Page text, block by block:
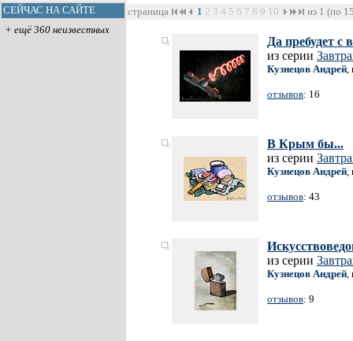
СЕЙЧАС НА САЙТЕ
+ ещё 360 неизвестных
страница 1 2 3 4 5 6 7 8 9 10 из 1 (по
Да пребудет с
из серии
Кузнецов Андрей,
отзывов: 16
В Крым бы...
из серии
Кузнецов Андрей,
отзывов: 43
из серии
Кузнецов Андрей,
отзывов: 9